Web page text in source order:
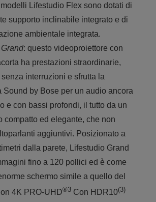
Lifestudio Flex sono dotati di
supporto inclinabile integrato e di
ambientale integrata.
: questo videoproiettore con
ha prestazioni straordinarie,
interruzioni e sfrutta la
Sound by Bose per un audio ancora
e con bassi profondi, il tutto da un
compatto ed elegante, che non
aggiuntivi. Posizionato a
dalla parete, Lifestudio Grand
fino a 120 pollici ed è come
schermo simile a quello del
4K PRO-UHD®3Con HDR10(3)